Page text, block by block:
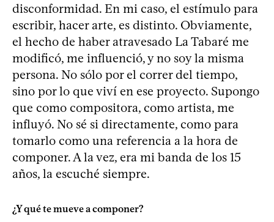
disconformidad. En mi caso, el estímulo para
escribir, hacer arte, es distinto. Obviamente,
el hecho de haber atravesado La Tabaré me
modificó, me influenció, y no soy la misma
persona. No sólo por el correr del tiempo,
sino por lo que viví en ese proyecto. Supongo
que como compositora, como artista, me
influyó. No sé si directamente, como para
tomarlo como una referencia a la hora de
componer. A la vez, era mi banda de los 15
años, la escuché siempre.
¿Y qué te mueve a componer?